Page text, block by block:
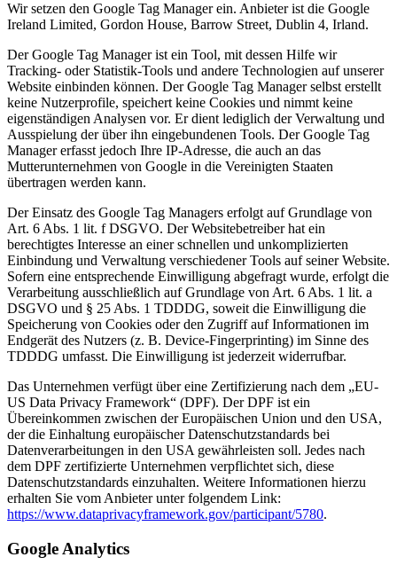
Wir setzen den Google Tag Manager ein. Anbieter ist die Google
Ireland Limited, Gordon House, Barrow Street, Dublin 4, Irland.
Der Google Tag Manager ist ein Tool, mit dessen Hilfe wir
Tracking- oder Statistik-Tools und andere Technologien auf unserer
Website einbinden können. Der Google Tag Manager selbst erstellt
keine Nutzerprofile, speichert keine Cookies und nimmt keine
eigenständigen Analysen vor. Er dient lediglich der Verwaltung und
Ausspielung der über ihn eingebundenen Tools. Der Google Tag
Manager erfasst jedoch Ihre IP-Adresse, die auch an das
Mutterunternehmen von Google in die Vereinigten Staaten
übertragen werden kann.
Der Einsatz des Google Tag Managers erfolgt auf Grundlage von
Art. 6 Abs. 1 lit. f DSGVO. Der Websitebetreiber hat ein
berechtigtes Interesse an einer schnellen und unkomplizierten
Einbindung und Verwaltung verschiedener Tools auf seiner Website.
Sofern eine entsprechende Einwilligung abgefragt wurde, erfolgt die
Verarbeitung ausschließlich auf Grundlage von Art. 6 Abs. 1 lit. a
DSGVO und § 25 Abs. 1 TDDDG, soweit die Einwilligung die
Speicherung von Cookies oder den Zugriff auf Informationen im
Endgerät des Nutzers (z. B. Device-Fingerprinting) im Sinne des
TDDDG umfasst. Die Einwilligung ist jederzeit widerrufbar.
Das Unternehmen verfügt über eine Zertifizierung nach dem „EU-
US Data Privacy Framework“ (DPF). Der DPF ist ein
Übereinkommen zwischen der Europäischen Union und den USA,
der die Einhaltung europäischer Datenschutzstandards bei
Datenverarbeitungen in den USA gewährleisten soll. Jedes nach
dem DPF zertifizierte Unternehmen verpflichtet sich, diese
Datenschutzstandards einzuhalten. Weitere Informationen hierzu
erhalten Sie vom Anbieter unter folgendem Link:
https://www.dataprivacyframework.gov/participant/5780.
Google Analytics